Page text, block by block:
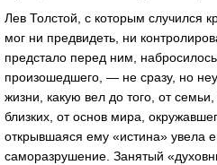
Лев Толстой, с которым случился
мог ни предвидеть, ни
предстало перед ним,
произошедшего, — не сразу, но
жизни, какую вел до того, от
близких, от основ мира,
открывшаяся ему «истина» увела
саморазрушение. Занятый